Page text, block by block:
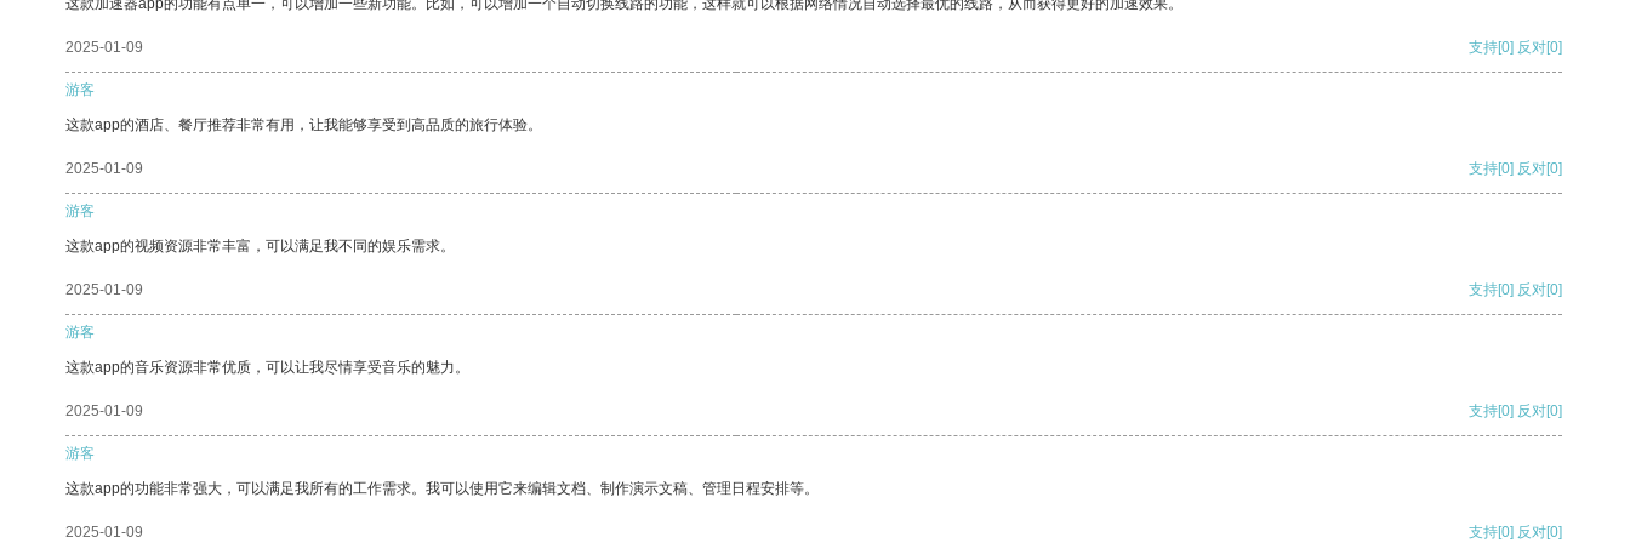
这款加速器app的功能有点单一，可以增加一些新功能。比如，可以增加一个自动切换线路的功能，这样就可以根据网络情况自动选择最优的线路，从而获得更好的加速效果。
2025-01-09 支持[0] 反对[0]
游客
这款app的酒店、餐厅推荐非常有用，让我能够享受到高品质的旅行体验。
2025-01-09 支持[0] 反对[0]
游客
这款app的视频资源非常丰富，可以满足我不同的娱乐需求。
2025-01-09 支持[0] 反对[0]
游客
这款app的音乐资源非常优质，可以让我尽情享受音乐的魅力。
2025-01-09 支持[0] 反对[0]
游客
这款app的功能非常强大，可以满足我所有的工作需求。我可以使用它来编辑文档、制作演示文稿、管理日程安排等。
2025-01-09 支持[0] 反对[0]